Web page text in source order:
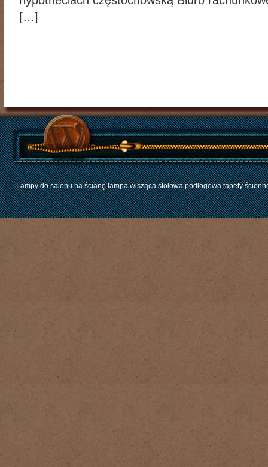
[…]
Lampy do salonu na ścianę lampa wisząca stołowa podłogowa tapety ścienne